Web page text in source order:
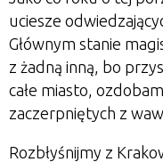
uciesze
Głównym stanie
z żadną inną, bo
całe miasto,
zaczerpniętych z
Rozbłyśnijmy z